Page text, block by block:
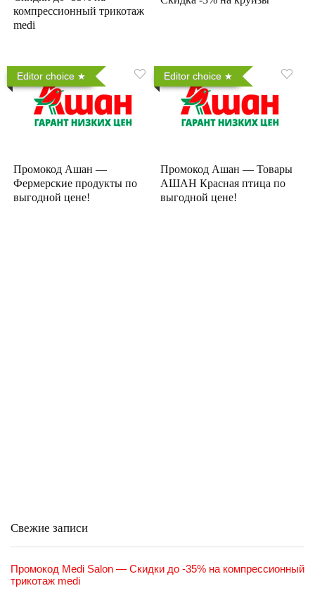
компрессионный трикотаж
medi
Editor choice
Промокод Ашан —
Фермерские продукты по
выгодной цене!
Editor choice
Промокод Ашан — Товары
АШАН Красная птица по
выгодной цене!
Свежие записи
Промокод Medi Salon — Скидки до -35% на компрессионный
трикотаж medi